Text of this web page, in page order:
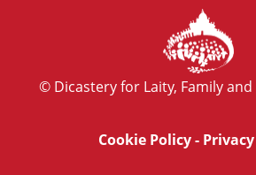
© Dicastery for Laity, Family and
Cookie Policy-